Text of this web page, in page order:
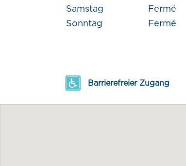
Samstag
Fermé
Sonntag
Fermé
Barrierefreier Zugang